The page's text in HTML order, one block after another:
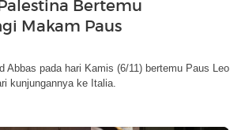
Bertemu
Makam Paus
Abbas pada hari Kamis (6/11) bertemu Paus Leo
kunjungannya ke Italia.